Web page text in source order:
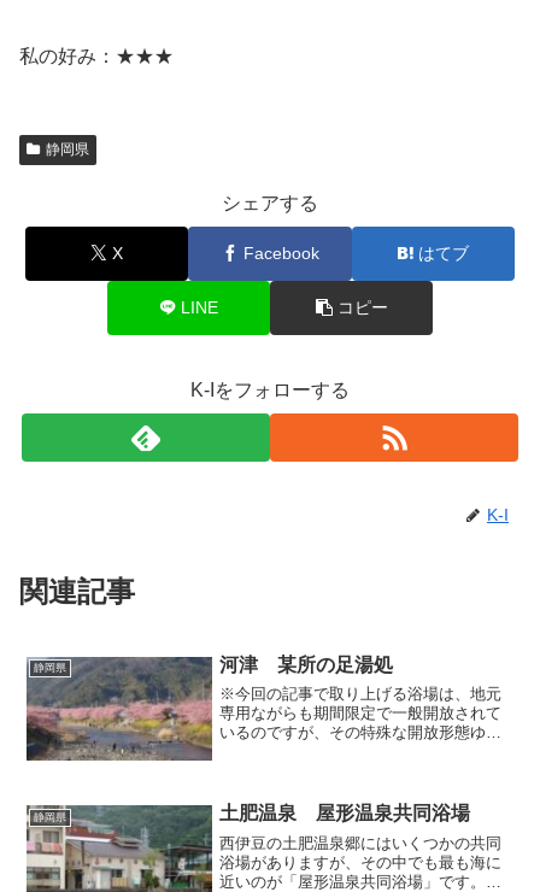
私の好み：★★★
静岡県
シェアする
X Facebook はてブ
LINE コピー
K-Iをフォローする
K-I
関連記事
静岡県 河津 某所の足湯処
※今回の記事で取り上げる浴場は、地元
専用ながらも期間限定で一般開放されて
いるのですが、その特殊な開放形態ゆ
知りたい方は画像でご確認く...
静岡県 土肥温泉 屋形温泉共同浴場
西伊豆の土肥温泉郷にはいくつかの共同
浴場がありますが、その中でも最も海に
近いのが「屋形温泉共同浴場」です。な